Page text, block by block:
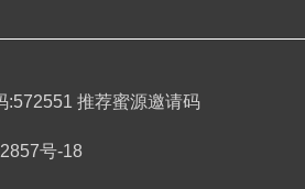
:572551 推荐蜜源邀请码
号-18